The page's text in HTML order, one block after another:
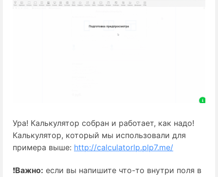
Ура! Калькулятор собран и работает, как надо!
Калькулятор, который мы использовали для
примера выше: http://calculatorlp.plp7.me/
❗Важно: если вы напишите что-то внутри поля в